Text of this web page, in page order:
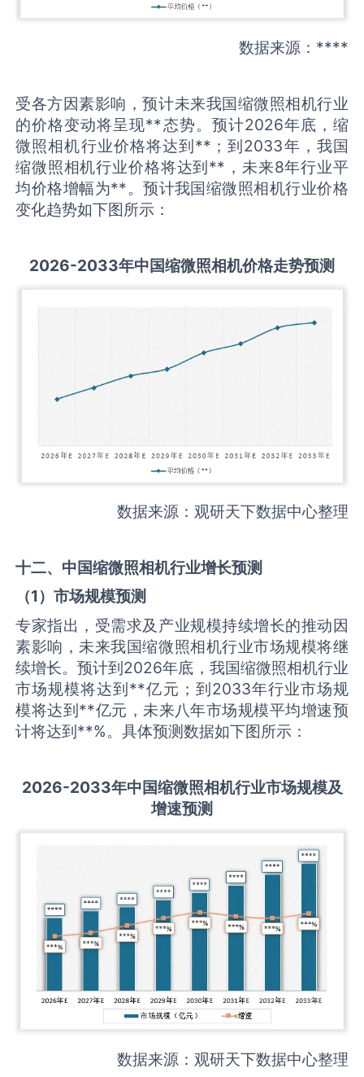
数据来源：****
受各方因素影响，预计未来我国缩微照相机行业
的价格变动将呈现**态势。预计2026年底，缩
微照相机行业价格将达到**；到2033年，我国
缩微照相机行业价格将达到**，未来8年行业平
均价格增幅为**。预计我国缩微照相机行业价格
变化趋势如下图所示：
2026-2033年中国缩微照相机价格走势预测
数据来源：观研天下数据中心整理
十二、中国缩微照相机行业增长预测
（1）市场规模预测
专家指出，受需求及产业规模持续增长的推动因
素影响，未来我国缩微照相机行业市场规模将继
续增长。预计到2026年底，我国缩微照相机行业
市场规模将达到**亿元；到2033年行业市场规
模将达到**亿元，未来八年市场规模平均增速预
计将达到**%。具体预测数据如下图所示：
2026-2033年中国缩微照相机行业市场规模及
增速预测
数据来源：观研天下数据中心整理